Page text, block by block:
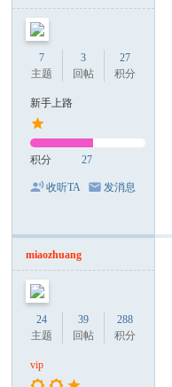
7
主题
3
回帖
27
积分
新手上路
积分 27
收听TA 发消息
miaozhuang
24
主题
39
回帖
288
积分
vip